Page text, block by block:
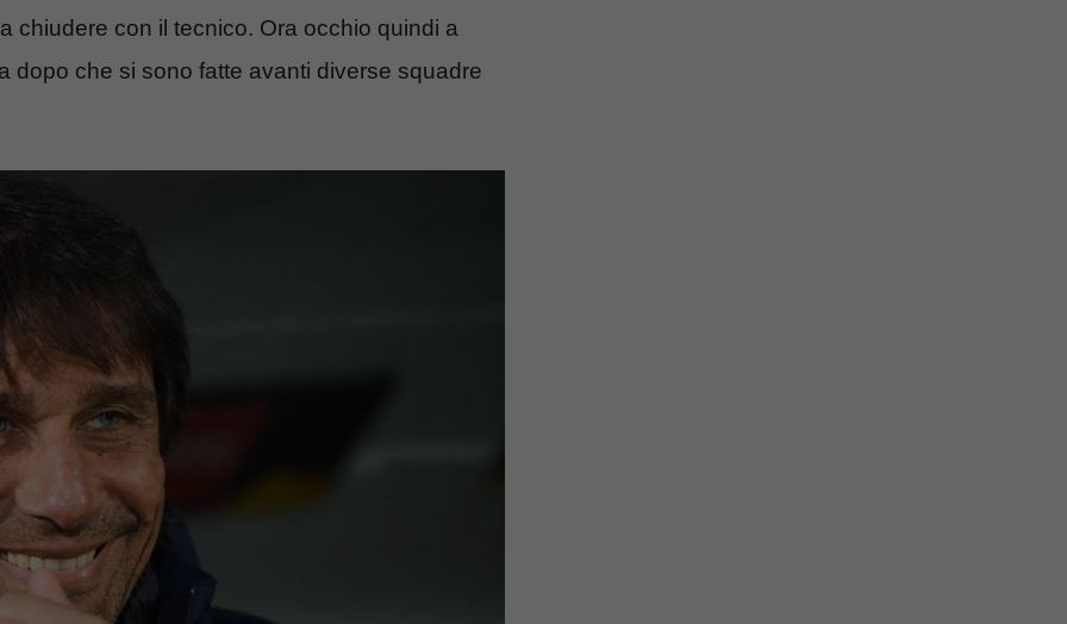
chiudere con il tecnico. Ora occhio quindi a
dopo che si sono fatte avanti diverse squadre